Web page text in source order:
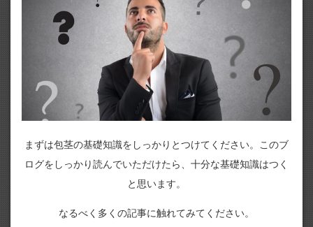
まずは包茎の基礎知識をしっかりとつけてください。このブ
ログをしっかり読んでいただけたら、十分な基礎知識はつく
と思います。
なるべく多くの記事に触れてみてください。